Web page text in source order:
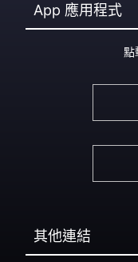
App 應用程式
點
其他連結